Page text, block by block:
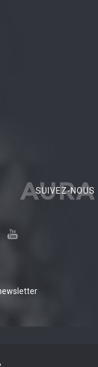
AURA
SUIVEZ-NOUS